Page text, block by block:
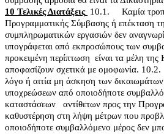
10 Τελικές Διατάξεις 10.1.
Καμία
Προγραμματικής Σύμβασης ή επέκταση
συμπληρωματικών εργασιών δεν
υπογράφεται από εκπροσώπους των
προκειμένη περίπτωση είναι τα μέλη
αποφασίζουν σχετικά με ομοφωνία. 10.2.
λόγο ή αιτία μη άσκηση των
υποχρεώσεων από οποιοδήποτε
καταστάσεων
αντίθετων προς την
καθυστέρηση στη λήψη μέτρων που
οποιοδήποτε συμβαλλόμενο μέρος δεν